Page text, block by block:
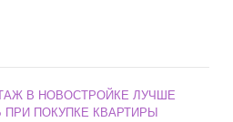
В НОВОСТРОЙКЕ ЛУЧШЕ
ПРИ ПОКУПКЕ КВАРТИРЫ